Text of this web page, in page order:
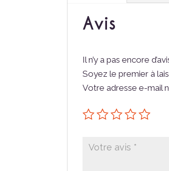
Avis
Il n’y a pas encore
Soyez le premier à
Votre adresse e-mail